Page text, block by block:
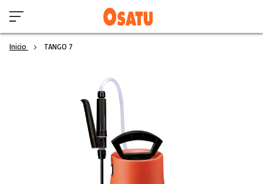
Inicio TANGO 7